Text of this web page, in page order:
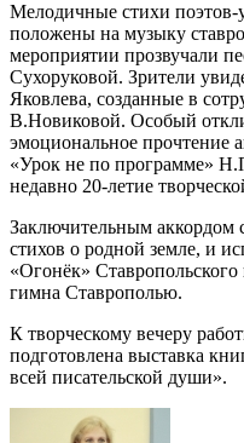
Мелодичные стихи поэтов-
положены на музыку
мероприятии прозвучали
Сухоруковой. Зрители
Яковлева, созданные в
В.Новиковой. Особый
эмоциональное прочтение
«Урок не по программе»
недавно 20-летие
Заключительным
стихов о родной земле, и
«Огонёк»
гимна Ставрополью.
К творческому вечеру
подготовлена выставка
всей писательской души».